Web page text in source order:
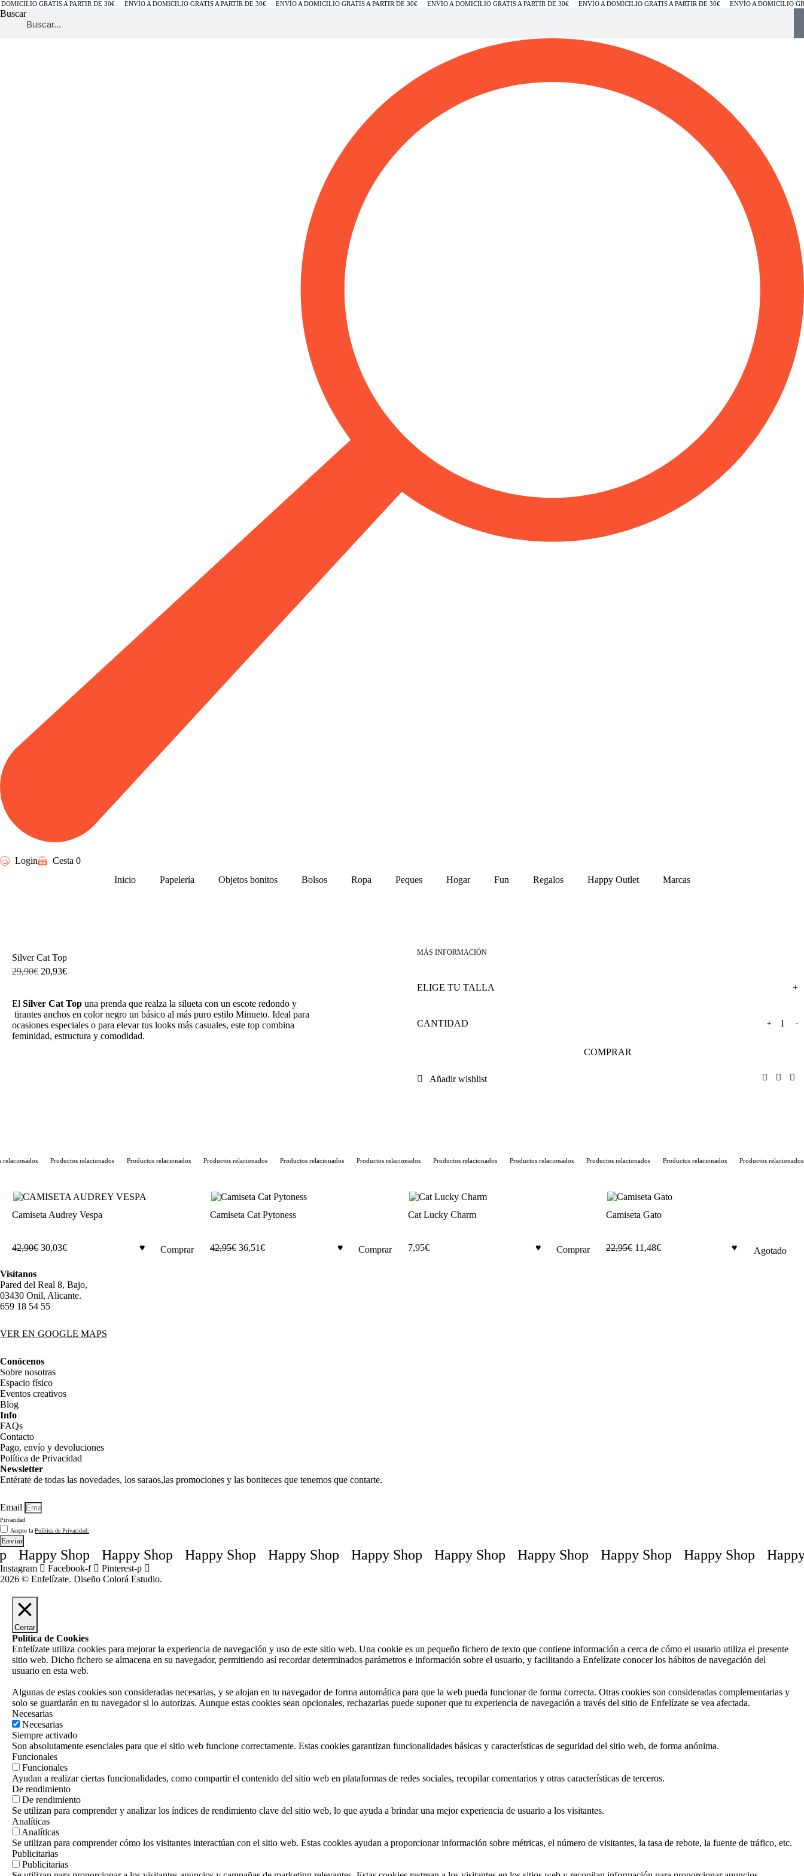
GRATIS A PARTIR DE 30€ ENVÍO A DOMICILIO GRATIS A PARTIR DE 30€ ENVÍO A DOMICILIO GRATIS A PARTIR DE 30€ ENVÍO A DOMICILIO GRATIS A PARTIR DE 30€ ENVÍO A DOMICILIO GRATIS A PARTIR DE 30€ ENVÍO A DOMICILIO
Buscar
Login Cesta 0
Inicio
Papelería Objetos bonitos Bolsos Ropa Peques Hogar Fun Regalos Happy Outlet Marcas
Silver Cat Top
29,90€ 20,93€
El Silver Cat Top una prenda que realza la silueta con un escote redondo y
tirantes anchos en color negro un básico al más puro estilo Minueto. Ideal para
ocasiones especiales o para elevar tus looks más casuales, este top combina
feminidad, estructura y comodidad.
-
+
COMPRAR
Añadir wishlist
Productos relacionados Productos relacionados Productos relacionados Productos relacionados Productos relacionados Productos relacionados Productos relacionados Productos relacionados Productos relacionados Productos relacionados
Camiseta Audrey Vespa
42,90€ 30,03€
Comprar
Camiseta Cat Pytoness
42,95€ 36,51€
Comprar
Cat Lucky Charm
7,95€ Comprar
Camiseta Gato
22,95€ 11,48€
Este
producto
Agotado
Visítanos
Pared del Real 8, Bajo,
03430 Onil, Alicante.
659 18 54 55
VER EN GOOGLE MAPS
Conócenos
Sobre nosotras
Espacio físico
Eventos creativos
Blog
Info
FAQs
Contacto
Pago, envío y devoluciones
Política de Privacidad
Newsletter
Entérate de todas las novedades, los saraos,las promociones y las boniteces que tenemos que contarte.
Email
Privacidad
Acepto la Política de Privacidad.
Enviar
Happy Shop Happy Shop Happy Shop Happy Shop Happy Shop Happy Shop Happy Shop Happy Shop Happy Shop Happy
Instagram Facebook-f
Pinterest-p
2026 © Enfelízate. Diseño Colorá Estudio.
Cerrar
Política de Cookies
Enfelízate utiliza cookies para mejorar la experiencia de navegación y uso de este sitio web. Una cookie es un pequeño fichero de texto que contiene información a cerca de cómo el usuario utiliza el presente
sitio web. Dicho fichero se almacena en su navegador, permitiendo así recordar determinados parámetros e información sobre el usuario, y facilitando a Enfelízate conocer los hábitos de navegación del
usuario en esta web.
Algunas de estas cookies son consideradas necesarias, y se alojan en tu navegador de forma automática para que la web pueda funcionar de forma correcta. Otras cookies son consideradas complementarias y
solo se guardarán en tu navegador si lo autorizas. Aunque estas cookies sean opcionales, rechazarlas puede suponer que tu experiencia de navegación a través del sitio de Enfelízate se vea afectada.
Necesarias
Necesarias
Siempre activado
Son absolutamente esenciales para que el sitio web funcione correctamente. Estas cookies garantizan funcionalidades básicas y características de seguridad del sitio web, de forma anónima.
Funcionales
Funcionales
Ayudan a realizar ciertas funcionalidades, como compartir el contenido del sitio web en plataformas de redes sociales, recopilar comentarios y otras características de terceros.
De rendimiento
De rendimiento
Se utilizan para comprender y analizar los índices de rendimiento clave del sitio web, lo que ayuda a brindar una mejor experiencia de usuario a los visitantes.
Analíticas
Analíticas
Se utilizan para comprender cómo los visitantes interactúan con el sitio web. Estas cookies ayudan a proporcionar información sobre métricas, el número de visitantes, la tasa de rebote, la fuente de tráfico, etc.
Publicitarias
Publicitarias